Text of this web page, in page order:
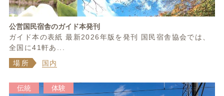
公営国民宿舎のガイド本発刊
ガイド本の表紙 最新2026年版を発刊 国民宿舎協会では、
全国に41軒あ...
場所
国内
伝統 体験